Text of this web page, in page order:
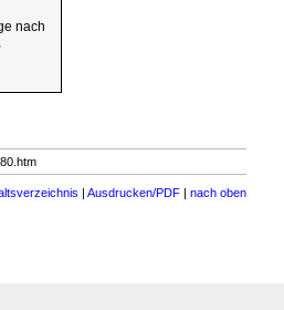
nach
| Ausdrucken/PDF | nach oben